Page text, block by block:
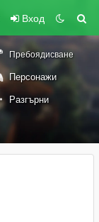
Вход
Пребоядисване
Персонажи
Разгърни